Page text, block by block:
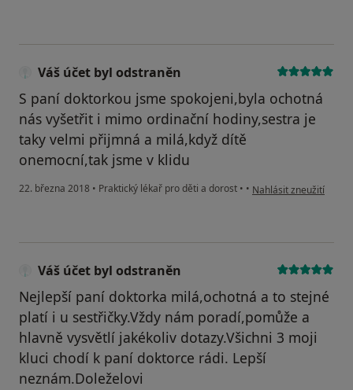
Váš účet byl odstraněn
S paní doktorkou jsme spokojeni,byla ochotná
nás vyšetřit i mimo ordinační hodiny,sestra je
taky velmi přijmná a milá,když dítě
onemocní,tak jsme v klidu
22. března 2018 • Praktický lékař pro děti a dorost • • podle názoru
Nahlásit zneužití
Váš účet byl odstraněn
Nejlepší paní doktorka milá,ochotná a to stejné
platí i u sestřičky.Vždy nám poradí,pomůže a
hlavně vysvětlí jakékoliv dotazy.Všichni 3 moji
kluci chodí k paní doktorce rádi. Lepší
neznám.Doleželovi